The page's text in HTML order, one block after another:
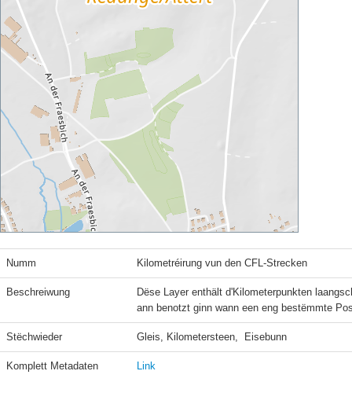
Numm Kilometréirung vun den CFL-Strecken
Beschreiwung
Dëse Layer enthält d'Kilometerpunkten
ann benotzt ginn wann een eng bestëmmte
Stëchwieder Gleis, Kilometersteen,  Eisebunn
Komplett Metadaten Link